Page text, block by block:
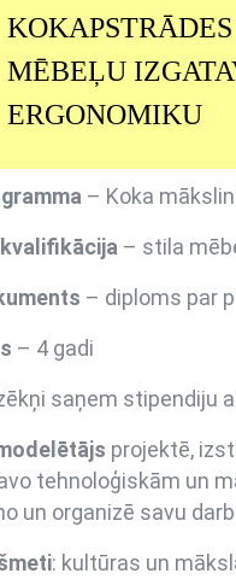
MĒBEĻU
ERGONOMIKU
– Koka
– stila
– diploms par
– 4 gadi
saņem stipendiju
projektē,
tehnoloģiskām un
un organizē savu
: kultūras un